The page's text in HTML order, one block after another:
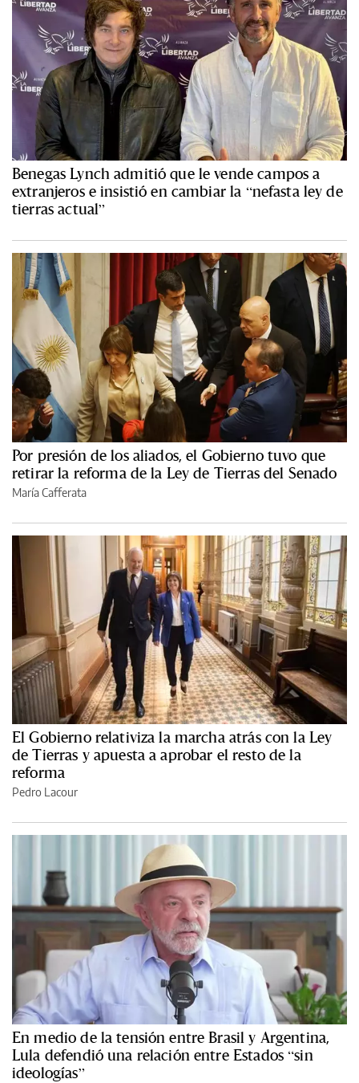
Benegas Lynch admitió que le vende campos a
extranjeros e insistió en cambiar la “nefasta ley de
tierras actual”
Por presión de los aliados, el Gobierno tuvo que
retirar la reforma de la Ley de Tierras del Senado
María Cafferata
El Gobierno relativiza la marcha atrás con la Ley
de Tierras y apuesta a aprobar el resto de la
reforma
Pedro Lacour
En medio de la tensión entre Brasil y Argentina,
Lula defendió una relación entre Estados “sin
ideologías”